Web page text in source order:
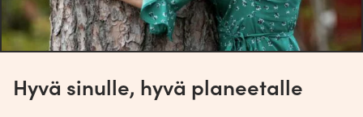
Hyvä sinulle, hyvä planeetalle